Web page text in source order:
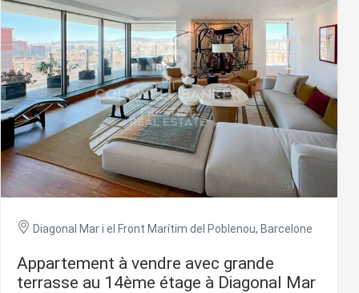
salle à manger. Grande zone commune avec gymnase,
piscine intérieure et extérieure, paddle, sauna etc etc. 2
places de parking et salle de stockage. Service 24h/24h.
#ref:CBES2392
Diagonal Mar i el Front Marítim del Poblenou, Barcelone
Appartement à vendre avec grande
terrasse au 14ème étage à Diagonal Mar